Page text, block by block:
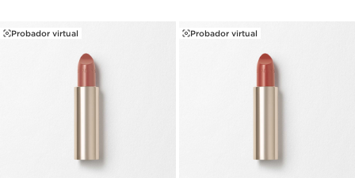
Probador virtual Probador virtual